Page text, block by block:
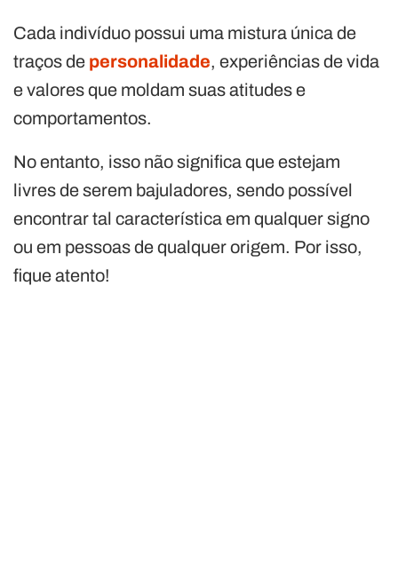
Cada indivíduo possui uma mistura única de
traços de personalidade, experiências de vida
e valores que moldam suas atitudes e
comportamentos.
No entanto, isso não significa que estejam
livres de serem bajuladores, sendo possível
encontrar tal característica em qualquer signo
ou em pessoas de qualquer origem. Por isso,
fique atento!